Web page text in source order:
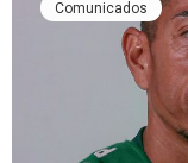
Comunicados